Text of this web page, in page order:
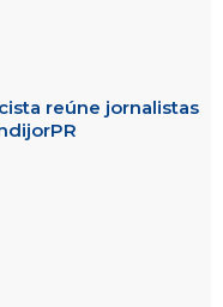
reúne jornalistas